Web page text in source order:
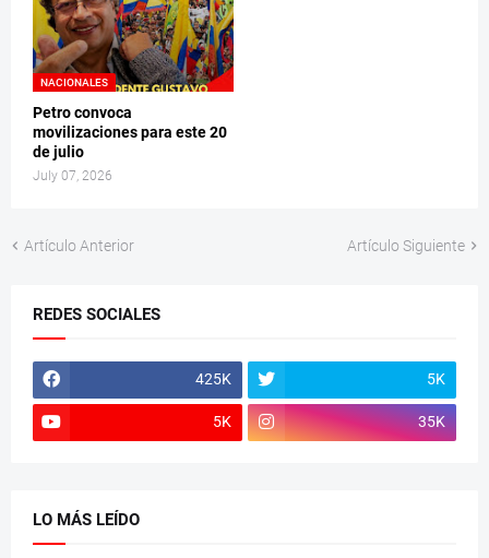
NACIONALES
Petro convoca
movilizaciones para este 20
de julio
July 07, 2026
Artículo Anterior Artículo Siguiente
REDES SOCIALES
425K 5K
5K 35K
LO MÁS LEÍDO